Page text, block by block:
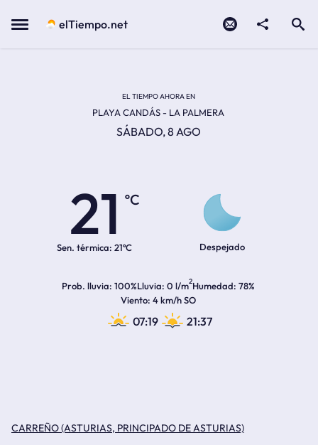
Menu elTiempo.net
EL TIEMPO AHORA EN
PLAYA CANDÁS - LA PALMERA
SÁBADO, 8 AGO
21
ºC
Sen. térmica: 21ºC Despejado
Prob. lluvia 100%Lluvia 0 l/m2Humedad 78%
Viento 4 km/h SO
07:19 21:37
CARREÑO (ASTURIAS, PRINCIPADO DE ASTURIAS)